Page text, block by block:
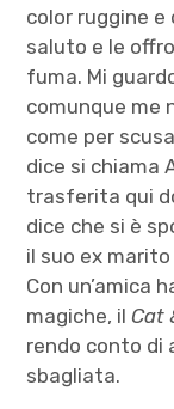
color ruggine e
saluto e le
fuma. Mi
comunque me
come per
dice si chiama
trasferita qui
dice che si è
il suo ex
Con un’amica
magiche, ilCat
rendo conto di
sbagliata.